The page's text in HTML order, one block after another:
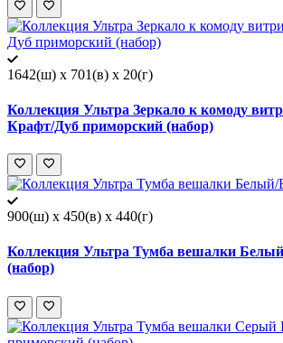
1642(ш) x 701(в) x 20(г)
Коллекция Ультра Зеркало к комоду
Крафт/Дуб приморский (набор)
900(ш) x 450(в) x 440(г)
Коллекция Ультра Тумба вешалки
(набор)